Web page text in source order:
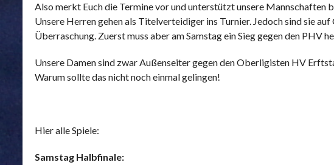
Also merkt Euch die Termine vor und unterstützt unsere Mannschaften
Unsere Herren gehen als Titelverteidiger ins Turnier. Jedoch sind sie
Überraschung. Zuerst muss aber am Samstag ein Sieg gegen den PHV
Unsere Damen sind zwar Außenseiter gegen den Oberligisten HV
Warum sollte das nicht noch einmal gelingen!
Hier alle Spiele:
Samstag Halbfinale: